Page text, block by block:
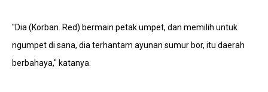
"Dia (Korban. Red) bermain petak umpet, dan memilih untuk
ngumpet di sana, dia terhantam ayunan sumur bor, itu daerah
berbahaya," katanya.